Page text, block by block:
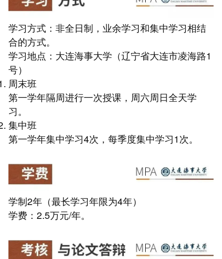
学习方式：非全日制，业余学习和集中学习相结
合的方式。
学习地点：大连海事大学（辽宁省大连市凌海路1
号）
周末班
第一学年隔周进行一次授课，周六周日全天学
习。
集中班
第一学年集中学习4次，每季度集中学习1次。
学制2年（最长学习年限为4年）
学费：2.5万元/年。